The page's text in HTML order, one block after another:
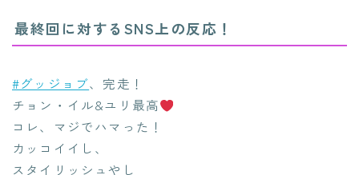
最終回に対するSNS上の反応！
#グッジョブ、完走！
チョン・イル&ユリ最高
コレ、マジでハマった！
カッコイイし、
スタイリッシュやし